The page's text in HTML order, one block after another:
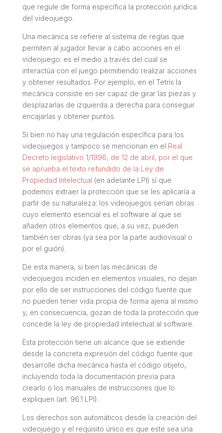
que regule de forma específica la protección jurídica
del videojuego.
Una mecánica se refiere al sistema de reglas que
permiten al jugador llevar a cabo acciones en el
videojuego: es el medio a través del cual se
interactúa con el juego permitiendo realizar acciones
y obtener resultados. Por ejemplo, en el Tetris la
mecánica consiste en ser capaz de girar las piezas y
desplazarlas de izquierda a derecha para conseguir
encajarlas y obtener puntos.
Si bien no hay una regulación específica para los
videojuegos y tampoco se mencionan en el Real
Decreto legislativo 1/1996, de 12 de abril, por el que
se aprueba el texto refundido de la Ley de
Propiedad Intelectual (en adelante LPI) sí que
podemos extraer la protección que se les aplicaría a
partir de su naturaleza: los videojuegos serían obras
cuyo elemento esencial es el software al que se
añaden otros elementos que, a su vez, pueden
también ser obras (ya sea por la parte audiovisual o
por el guión).
De esta manera, si bien las mecánicas de
videojuegos inciden en elementos visuales, no dejan
por ello de ser instrucciones del código fuente que
no pueden tener vida propia de forma ajena al mismo
y, en consecuencia, gozan de toda la protección que
concede la ley de propiedad intelectual al software.
Esta protección tiene un alcance que se extiende
desde la concreta expresión del código fuente que
desarrolle dicha mecánica hasta el código objeto,
incluyendo toda la documentación previa para
crearlo o los manuales de instrucciones que lo
expliquen (art. 96.1 LPI).
Los derechos son automáticos desde la creación del
videojuego y el requisito único es que este sea una